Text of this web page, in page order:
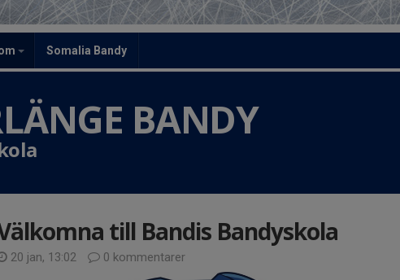
Somalia Bandy
BANDY
till Bandis Bandyskola
20 jan, 13:02 0 kommentarer